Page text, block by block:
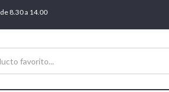
8.30 a 14.00